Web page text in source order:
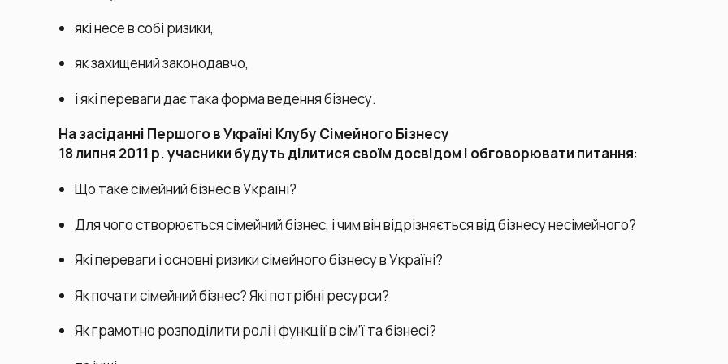
які несе в собі ризики,
як захищений законодавчо,
і які переваги дає така форма ведення бізнесу.
На засіданні Першого в Україні Клубу Сімейного Бізнесу
18 липня 2011 р. учасники будуть ділитися своїм досвідом і обговорювати питання:
Що таке сімейний бізнес в Україні?
Для чого створюється сімейний бізнес, і чим він відрізняється від бізнесу несімейного?
Які переваги і основні ризики сімейного бізнесу в Україні?
Як почати сімейний бізнес? Які потрібні ресурси?
Як грамотно розподілити ролі і функції в сім’ї та бізнесі?